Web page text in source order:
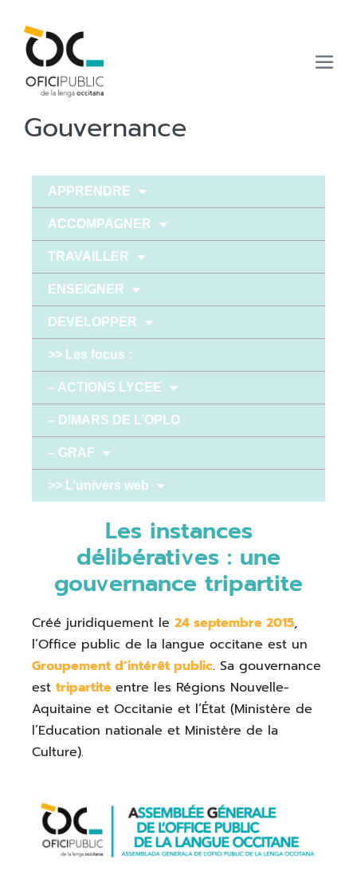
Gouvernance
APPRENDRE
ACCOMPAGNER
TRAVAILLER
ENSEIGNER
DEVELOPPER
>> Les focus :
– ACTIONS LYCEE
– DIMARS DE L’OPLO
– GRAF
>> L’univers web
Les instances
délibératives : une
gouvernance tripartite
Créé juridiquement le 24 septembre 2015,
l’Office public de la langue occitane est un
Groupement d’intérêt public. Sa gouvernance
est tripartite entre les Régions Nouvelle-
Aquitaine et Occitanie et l’État (Ministère de
l’Education nationale et Ministère de la
Culture).